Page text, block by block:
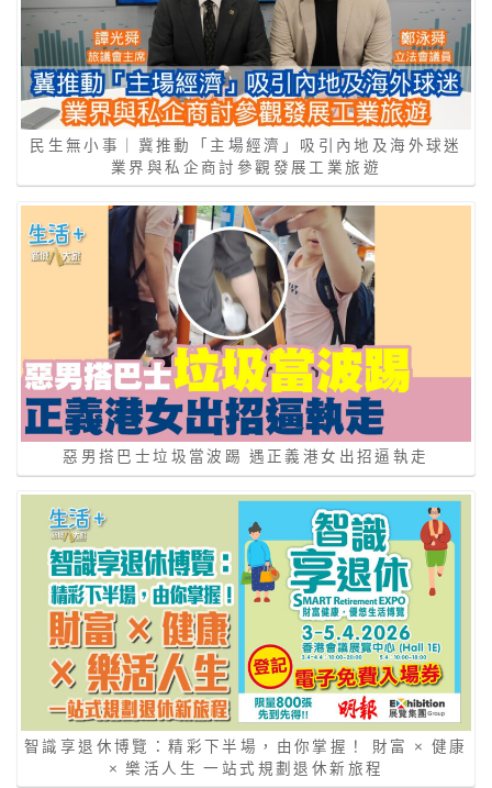
民生無小事｜冀推動「主場經濟」吸引內地及海外球迷
業界與私企商討參觀發展工業旅遊
惡男搭巴士垃圾當波踢 遇正義港女出招逼執走
智識享退休博覽：精彩下半場，由你掌握！ 財富 × 健康
× 樂活人生 一站式規劃退休新旅程